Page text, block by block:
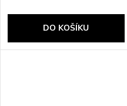
DO KOŠÍKU